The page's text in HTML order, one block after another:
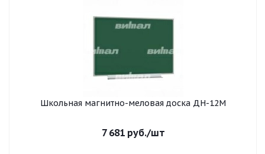
Школьная магнитно-меловая доска ДН-12М
7 681руб./шт